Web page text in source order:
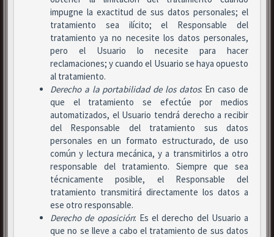
impugne la exactitud de sus datos personales; el
tratamiento sea ilícito; el Responsable del
tratamiento ya no necesite los datos personales,
pero el Usuario lo necesite para hacer
reclamaciones; y cuando el Usuario se haya opuesto
al tratamiento.
Derecho a la portabilidad de los datos: En caso de
que el tratamiento se efectúe por medios
automatizados, el Usuario tendrá derecho a recibir
del Responsable del tratamiento sus datos
personales en un formato estructurado, de uso
común y lectura mecánica, y a transmitirlos a otro
responsable del tratamiento. Siempre que sea
técnicamente posible, el Responsable del
tratamiento transmitirá directamente los datos a
ese otro responsable.
Derecho de oposición: Es el derecho del Usuario a
que no se lleve a cabo el tratamiento de sus datos